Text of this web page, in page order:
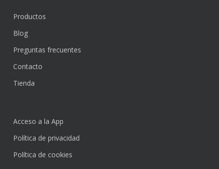
Productos
Blog
Preguntas frecuentes
Contacto
Tienda
Acceso a la App
Política de privacidad
Política de cookies